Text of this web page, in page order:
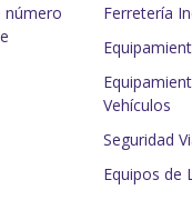
número
Ferretería
Vehículos
Seguridad
Equipos de